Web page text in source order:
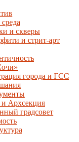
и скверы
и стрит-арт
города и ГСС
и Архсекция
градсовет